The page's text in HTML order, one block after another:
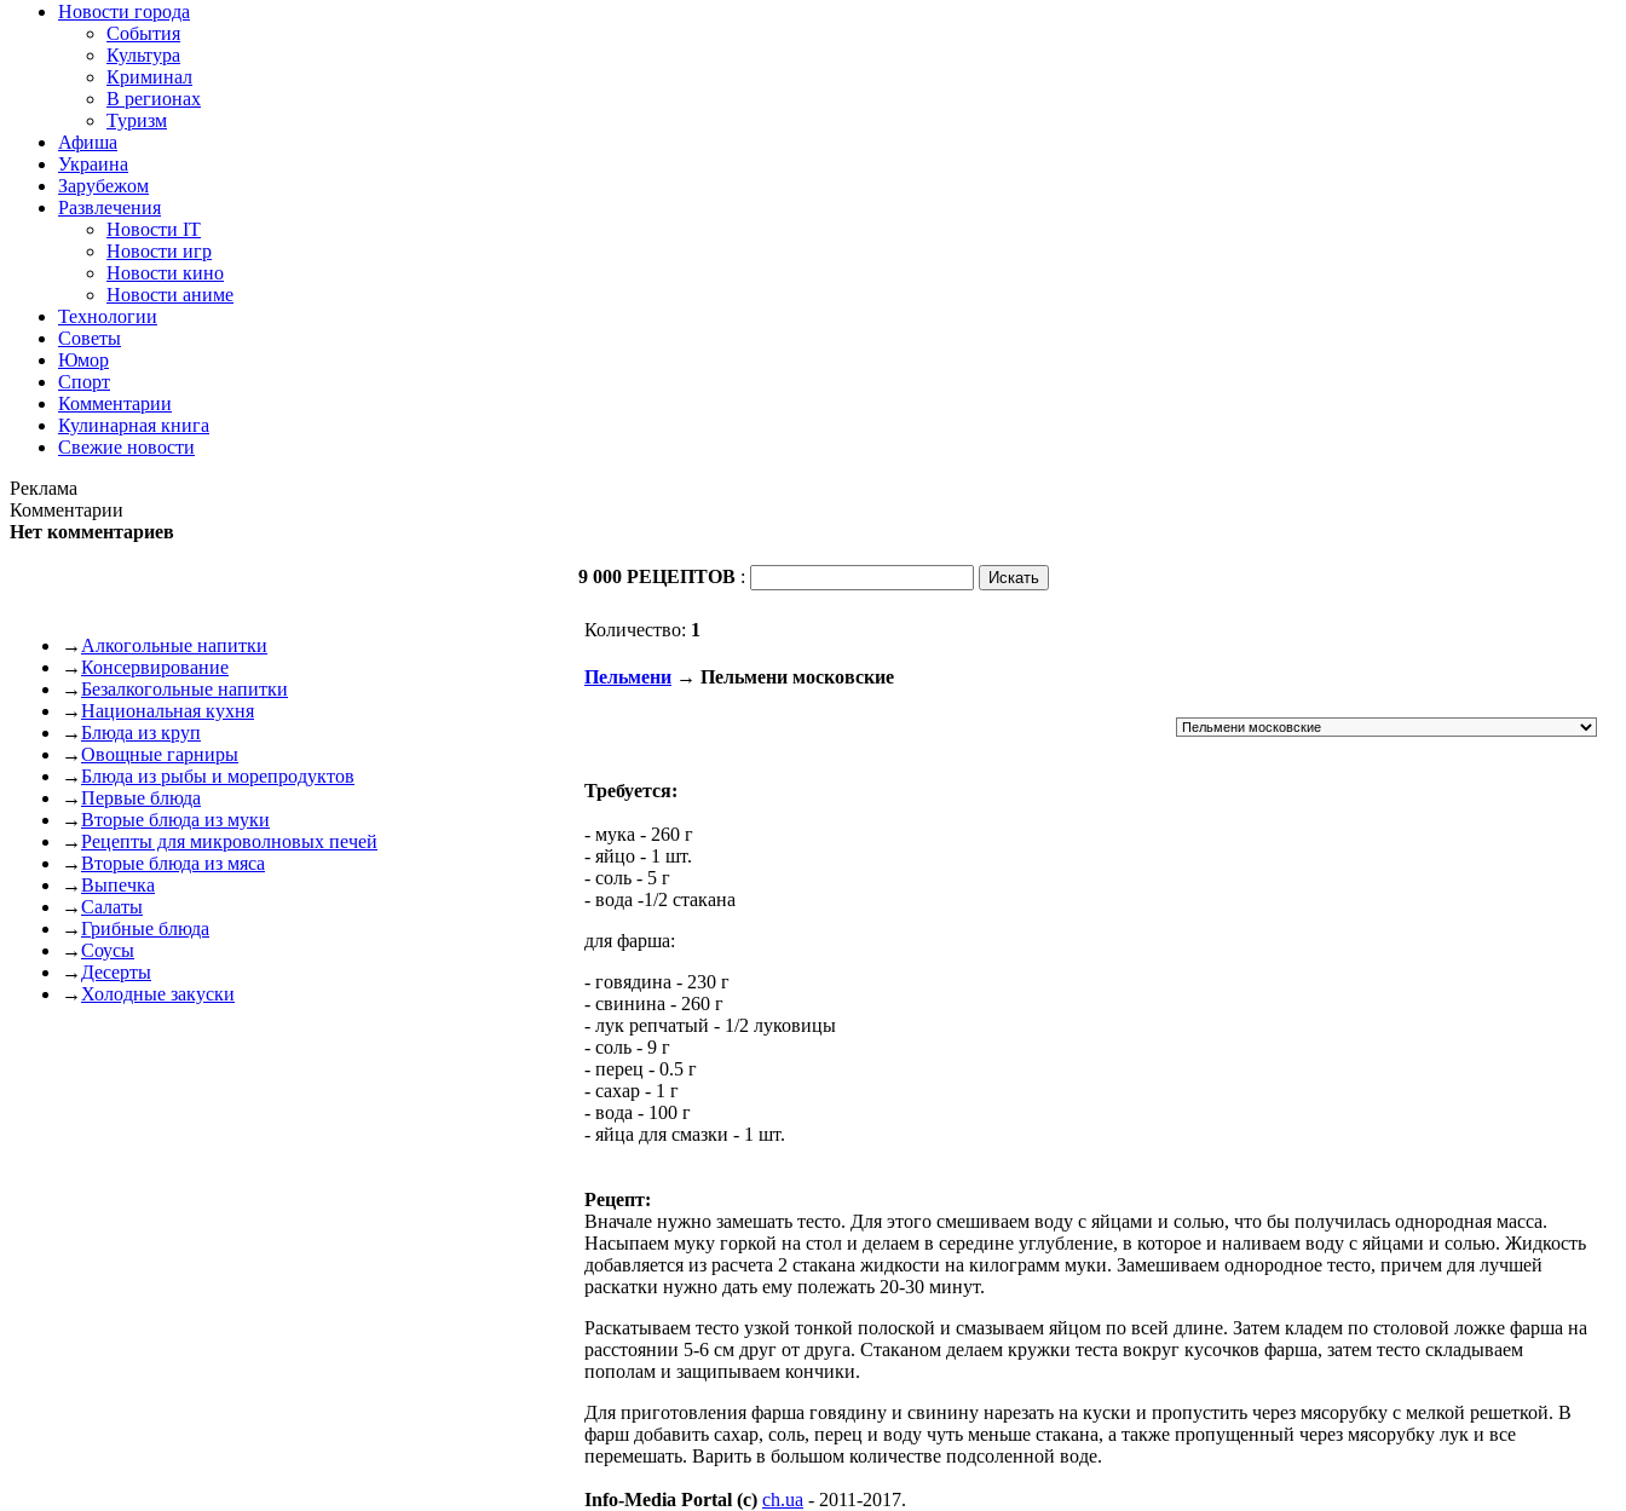
Новости города
События
Культура
Криминал
В регионах
Туризм
Афиша
Украина
Зарубежом
Развлечения
Новости IT
Новости игр
Новости кино
Новости аниме
Технологии
Советы
Юмор
Спорт
Комментарии
Кулинарная книга
Свежие новости
Реклама
Комментарии
Нет комментариев
9 000 РЕЦЕПТОВ :
→ Алкогольные напитки
→Консервирование
→Безалкогольные напитки
→Национальная кухня
→Блюда из круп
→Овощные гарниры
→Блюда из рыбы и морепродуктов
→Первые блюда
→Вторые блюда из муки
→Рецепты для микроволновых печей
→Вторые блюда из мяса
→Выпечка
→Салаты
→Грибные блюда
→Соусы
→ Десерты
→ Холодные закуски
Количество: 1
Пельмени → Пельмени московские
Требуется:
- мука - 260 г
- яйцо - 1 шт.
- соль - 5 г
- вода -1/2 стакана
для фарша:
- говядина - 230 г
- свинина - 260 г
- лук репчатый - 1/2 луковицы
- соль - 9 г
- перец - 0.5 г
- сахар - 1 г
- вода - 100 г
- яйца для смазки - 1 шт.
Рецепт:
Вначале нужно замешать тесто. Для этого смешиваем воду с яйцами и солью, что бы получилась однородная масса.
Насыпаем муку горкой на стол и делаем в середине углубление, в которое и наливаем воду с яйцами и солью. Жидкость
добавляется из расчета 2 стакана жидкости на килограмм муки. Замешиваем однородное тесто, причем для лучшей
раскатки нужно дать ему полежать 20-30 минут.
Раскатываем тесто узкой тонкой полоской и смазываем яйцом по всей длине. Затем кладем по столовой ложке фарша на
расстоянии 5-6 см друг от друга. Стаканом делаем кружки теста вокруг кусочков фарша, затем тесто складываем
пополам и защипываем кончики.
Для приготовления фарша говядину и свинину нарезать на куски и пропустить через мясорубку с мелкой решеткой. В
фарш добавить сахар, соль, перец и воду чуть меньше стакана, а также пропущенный через мясорубку лук и все
перемешать. Варить в большом количестве подсоленной воде.
Info-Media Portal (c) ch.ua - 2011-2017.